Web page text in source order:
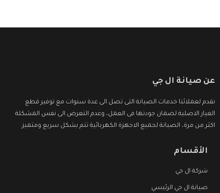
عن صيانة ال جي
نقدم لعملائنا خدمات الصيانة التى تصل الى عدة سنوات مع توفير قطع
الغيار الاصلية لضمان جودتها فى العمل، وعدم التعرض الى نفس المشكلة
اكثر من مرة، الصيانة لجميع الاجهزة الكهربائية تتم بشكل سريع ومتميز.
الأقسام
شركة ال جي
صيانة ال جي الرئيسي